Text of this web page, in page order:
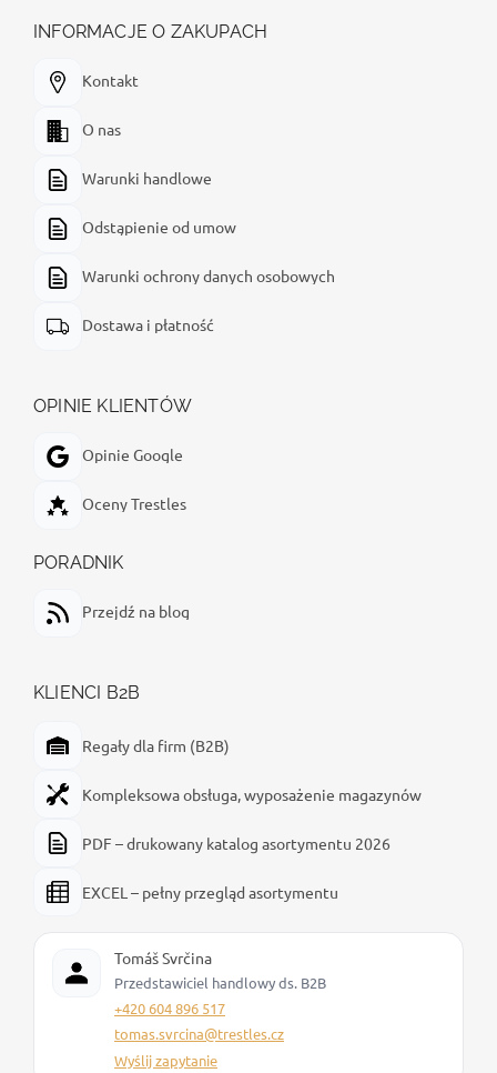
INFORMACJE O ZAKUPACH
Kontakt
O nas
Warunki handlowe
Odstąpienie od umow
Warunki ochrony danych osobowych
Dostawa i płatność
OPINIE KLIENTÓW
Opinie Google
Oceny Trestles
PORADNIK
Przejdź na blog
KLIENCI B2B
Regały dla firm (B2B)
Kompleksowa obsługa, wyposażenie magazynów
PDF – drukowany katalog asortymentu 2026
EXCEL – pełny przegląd asortymentu
Tomáš Svrčina
Przedstawiciel handlowy ds. B2B
+420 604 896 517
tomas.svrcina@trestles.cz
Wyślij zapytanie